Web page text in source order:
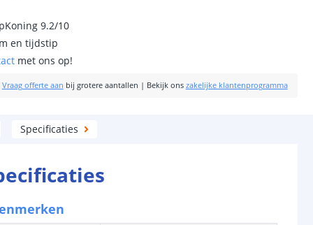
9.2/10
en tijdstip
met ons op!
Vraag offerte aan bij grotere aantallen | Bekijk ons zakelijke klantenprogramma
Specificaties